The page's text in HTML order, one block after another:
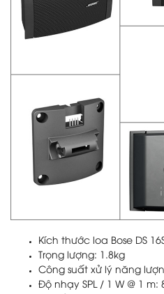
Kích thước loa Bose DS
Trọng lượng: 1.8kg
Công suất xử lý năng
Độ nhạy SPL / 1 W @ 1 m: